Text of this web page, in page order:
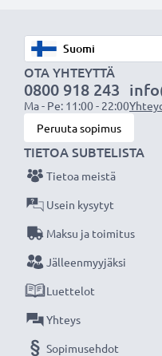
Älä missaa
laturin ansiosta, 3
OTA YHTEYTTÄ
0800 918 243
Ma - Pe: 11:00 - 22:00
Peruuta sopimus
TIETOA SUBTELISTA
Tietoa meistä
Usein kysytyt
Maksu ja toimitus
Jälleenmyyjäksi
Luettelot
Yhteys
Sopimusehdot